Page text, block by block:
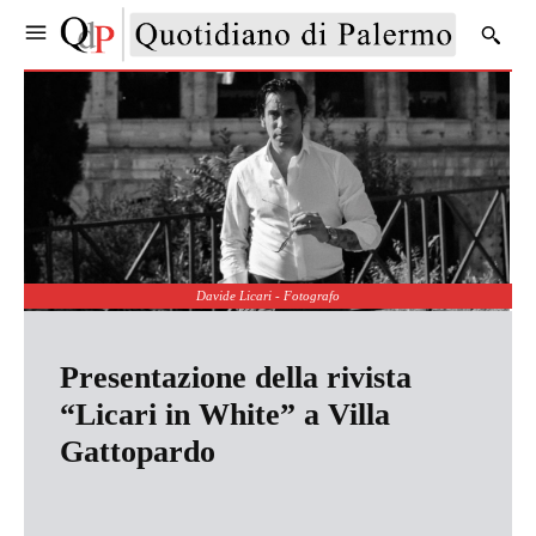
Davide Licari - Fotografo
Presentazione della rivista
“Licari in White” a Villa
Gattopardo